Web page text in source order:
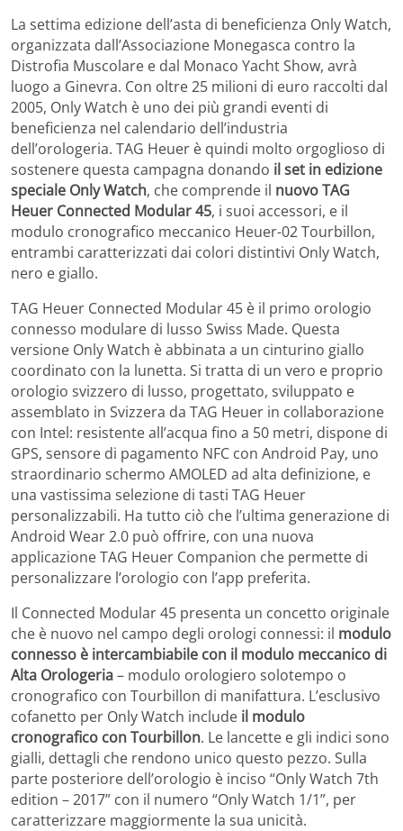
La settima edizione dell’asta di beneficienza Only Watch,
organizzata dall’Associazione Monegasca contro la
Distrofia Muscolare e dal Monaco Yacht Show, avrà
luogo a Ginevra. Con oltre 25 milioni di euro raccolti dal
2005, Only Watch è uno dei più grandi eventi di
beneficienza nel calendario dell’industria
dell’orologeria. TAG Heuer è quindi molto orgoglioso di
sostenere questa campagna donando il set in edizione
speciale Only Watch, che comprende il nuovo TAG
Heuer Connected Modular 45, i suoi accessori, e il
modulo cronografico meccanico Heuer-02 Tourbillon,
entrambi caratterizzati dai colori distintivi Only Watch,
nero e giallo.
TAG Heuer Connected Modular 45 è il primo orologio
connesso modulare di lusso Swiss Made. Questa
versione Only Watch è abbinata a un cinturino giallo
coordinato con la lunetta. Si tratta di un vero e proprio
orologio svizzero di lusso, progettato, sviluppato e
assemblato in Svizzera da TAG Heuer in collaborazione
con Intel: resistente all’acqua fino a 50 metri, dispone di
GPS, sensore di pagamento NFC con Android Pay, uno
straordinario schermo AMOLED ad alta definizione, e
una vastissima selezione di tasti TAG Heuer
personalizzabili. Ha tutto ciò che l’ultima generazione di
Android Wear 2.0 può offrire, con una nuova
applicazione TAG Heuer Companion che permette di
personalizzare l’orologio con l’app preferita.
Il Connected Modular 45 presenta un concetto originale
che è nuovo nel campo degli orologi connessi: il modulo
connesso è intercambiabile con il modulo meccanico di
Alta Orologeria– modulo orologiero solotempo o
cronografico con Tourbillon di manifattura. L’esclusivo
cofanetto per Only Watch include il modulo
cronografico con Tourbillon. Le lancette e gli indici sono
gialli, dettagli che rendono unico questo pezzo. Sulla
parte posteriore dell’orologio è inciso “Only Watch 7th
edition – 2017” con il numero “Only Watch 1/1”, per
caratterizzare maggiormente la sua unicità.